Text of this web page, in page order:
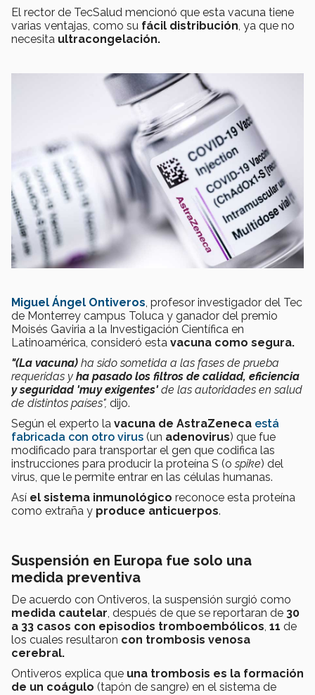
El rector de TecSalud mencionó que esta vacuna tiene
varias ventajas, como su fácil distribución, ya que no
necesita ultracongelación.
Miguel Ángel Ontiveros, profesor investigador del Tec
de Monterrey campus Toluca y ganador del premio
Moisés Gaviria a la Investigación Científica en
Latinoamérica, consideró esta vacuna como segura.
"(La vacuna) ha sido sometida a las fases de prueba
requeridas y ha pasado los filtros de calidad, eficiencia
y seguridad 'muy exigentes' de las autoridades en salud
de distintos países", dijo.
Según el experto la vacuna de AstraZeneca está
fabricada con otro virus (un adenovirus) que fue
modificado para transportar el gen que codifica las
instrucciones para producir la proteína S (ospike) del
virus, que le permite entrar en las células humanas.
Así el sistema inmunológico reconoce esta proteína
como extraña y produce anticuerpos.
Suspensión en Europa fue solo una
medida preventiva
De acuerdo con Ontiveros, la suspensión surgió como
medida cautelar, después de que se reportaran de 30
a 33 casos con episodios tromboembólicos, 11 de
los cuales resultaron con trombosis venosa
cerebral.
Ontiveros explica que una trombosis es la formación
de un coágulo (tapón de sangre) en el sistema de